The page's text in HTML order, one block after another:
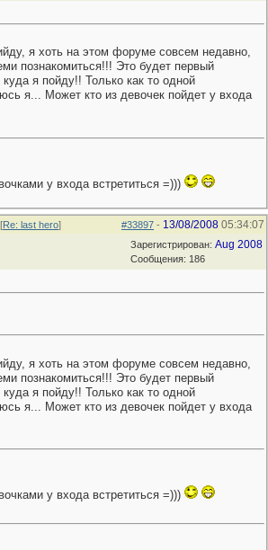
я хоть на этом форуме совсем недавно,
познакомиться!!! Это будет первый
я пойду!! Только как то одной
я... Может кто из девочек пойдет у входа
у входа встретиться =)))
#33897 - 13/08/2008 05:34:07
[Re: last hero]
Зарегистрирован: Aug 2008
Сообщения: 186
я хоть на этом форуме совсем недавно,
познакомиться!!! Это будет первый
я пойду!! Только как то одной
я... Может кто из девочек пойдет у входа
у входа встретиться =)))